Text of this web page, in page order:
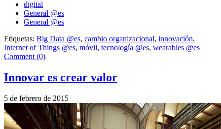
digital
General @es
General @es
Etiquetas: Big Data @es, cambio organizacional, innovación,
Internet of Things @es, móvil, tecnología @es, wearables @es
Comment (0)
Innovar es crear valor
5 de febrero de 2015